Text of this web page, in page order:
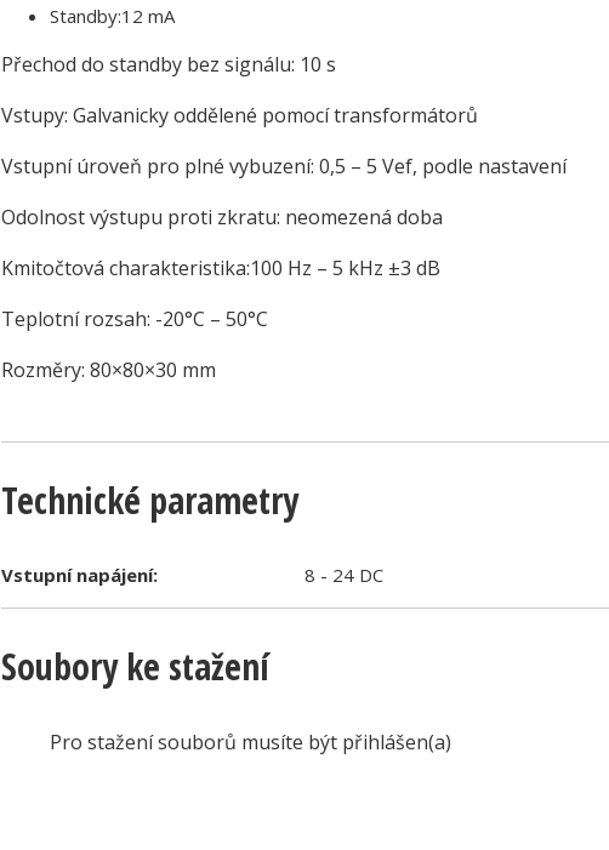
Standby:12 mA
Přechod do standby bez signálu: 10 s
Vstupy: Galvanicky oddělené pomocí transformátorů
Vstupní úroveň pro plné vybuzení: 0,5 – 5 Vef, podle nastavení
Odolnost výstupu proti zkratu: neomezená doba
Kmitočtová charakteristika:100 Hz – 5 kHz ±3 dB
Teplotní rozsah: -20°C – 50°C
Rozměry: 80×80×30 mm
Technické parametry
Vstupní napájení: 8 - 24 DC
Soubory ke stažení
Pro stažení souborů musíte být přihlášen(a)